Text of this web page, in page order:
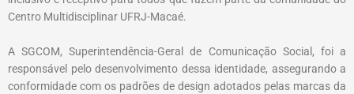
Centro Multidisciplinar UFRJ-Macaé.
A SGCOM, Superintendência-Geral de Comunicação Social, foi a
responsável pelo desenvolvimento dessa identidade, assegurando a
conformidade com os padrões de design adotados pelas marcas da